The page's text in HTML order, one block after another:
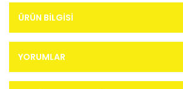
ÜRÜN BILGISI
YORUMLAR